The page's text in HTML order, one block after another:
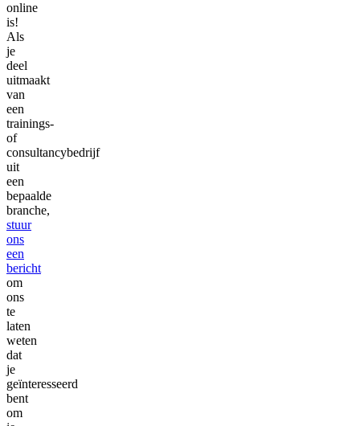
online
is!
Als
je
deel
uitmaakt
van
een
trainings-
of
consultancybedrijf
uit
een
bepaalde
branche,
stuur
ons
een
bericht
om
ons
te
laten
weten
dat
je
geïnteresseerd
bent
om